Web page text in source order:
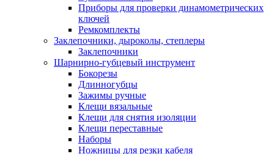
Приборы для проверки динамометрических
ключей
Ремкомплекты
Заклепочники, дыроколы, степлеры
Заклепочники
Шарнирно-губцевый инструмент
Бокорезы
Длинногубцы
Зажимы ручные
Клещи вязальные
Клещи для снятия изоляции
Клещи переставные
Наборы
Ножницы для резки кабеля